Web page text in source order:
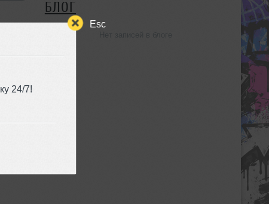
Esc
24/7!
БЛОГ